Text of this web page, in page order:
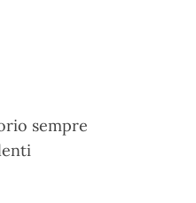
sempre